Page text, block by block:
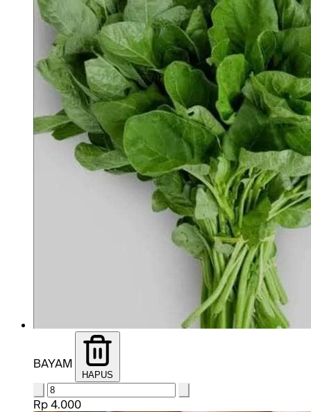
BAYAM
HAPUS
Rp 4.000